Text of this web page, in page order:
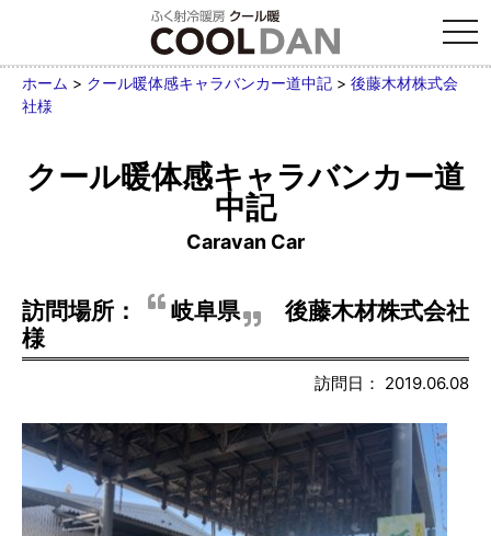
ホーム > クール暖体感キャラバンカー道中記 > 後藤木材株式会
社様
クール暖体感キャラバンカー道
中記
Caravan Car
訪問場所： 岐阜県
後藤木材株式会社
様
訪問日： 2019.06.08